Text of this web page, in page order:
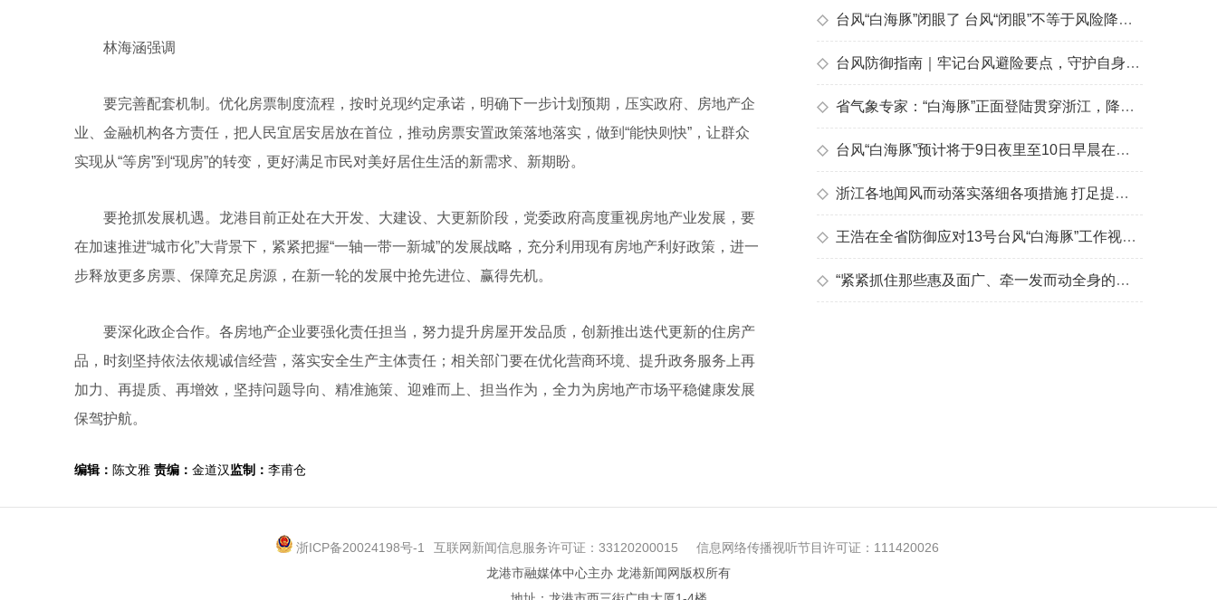
林海涵强调
要完善配套机制。优化房票制度流程，按时兑现约定承诺，明确下一步计划预期，压实政府、房地产企
业、金融机构各方责任，把人民宜居安居放在首位，推动房票安置政策落地落实，做到“能快则快”，让群众
实现从“等房”到“现房”的转变，更好满足市民对美好居住生活的新需求、新期盼。
要抢抓发展机遇。龙港目前正处在大开发、大建设、大更新阶段，党委政府高度重视房地产业发展，要
在加速推进“城市化”大背景下，紧紧把握“一轴一带一新城”的发展战略，充分利用现有房地产利好政策，进一
步释放更多房票、保障充足房源，在新一轮的发展中抢先进位、赢得先机。
要深化政企合作。各房地产企业要强化责任担当，努力提升房屋开发品质，创新推出迭代更新的住房产
品，时刻坚持依法依规诚信经营，落实安全生产主体责任；相关部门要在优化营商环境、提升政务服务上再
加力、再提质、再增效，坚持问题导向、精准施策、迎难而上、担当作为，全力为房地产市场平稳健康发展
保驾护航。
编辑： 陈文雅 责编： 金道汉监制： 李甫仓
◇ 台风“白海豚”闭眼了 台风“闭眼”不等于风险降低！
◇ 台风防御指南｜牢记台风避险要点，守护自身安全台风来临，安全第一
◇ 省气象专家：“白海豚”正面登陆贯穿浙江，降水强度雨量都将大于“巴威”
◇ 台风“白海豚”预计将于9日夜里至10日早晨在苍南到象山一带沿海登陆
◇ 浙江各地闻风而动落实落细各项措施 打足提前量 防御“白海豚”
◇ 王浩在全省防御应对13号台风“白海豚”工作视频调度会上强调 狠抓落实一贯到底 以工作确定性应对台风不确定性 确保交出防汛防台高分答卷
◇ “紧紧抓住那些惠及面广、牵一发而动全身的工作”
浙ICP备20024198号-1 互联网新闻信息服务许可证：33120200015
信息网络传播视听节目许可证：111420026
龙港市融媒体中心主办 龙港新闻网版权所有